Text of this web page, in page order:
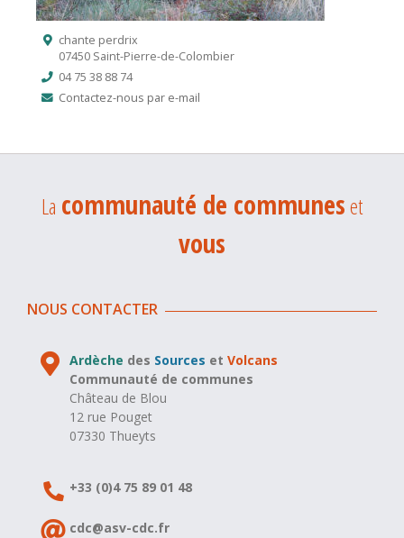
chante perdrix
07450 Saint-Pierre-de-Colombier
04 75 38 88 74
Contactez-nous par e-mail
La communauté de communeset
vous
NOUS CONTACTER
Ardèche des Sources etVolcans
Communauté de communes
Château de Blou
12 rue Pouget
07330 Thueyts
+33 (0)4 75 89 01 48
cdc@asv-cdc.fr